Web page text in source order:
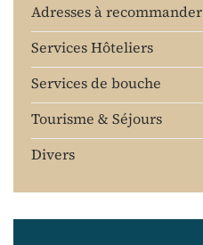
Adresses à recommander
Services Hôteliers
Services de bouche
Tourisme & Séjours
Divers